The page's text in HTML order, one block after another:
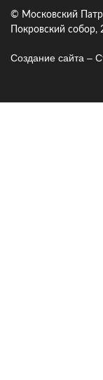
© Московский
Покровский собор,
Создание сайта –